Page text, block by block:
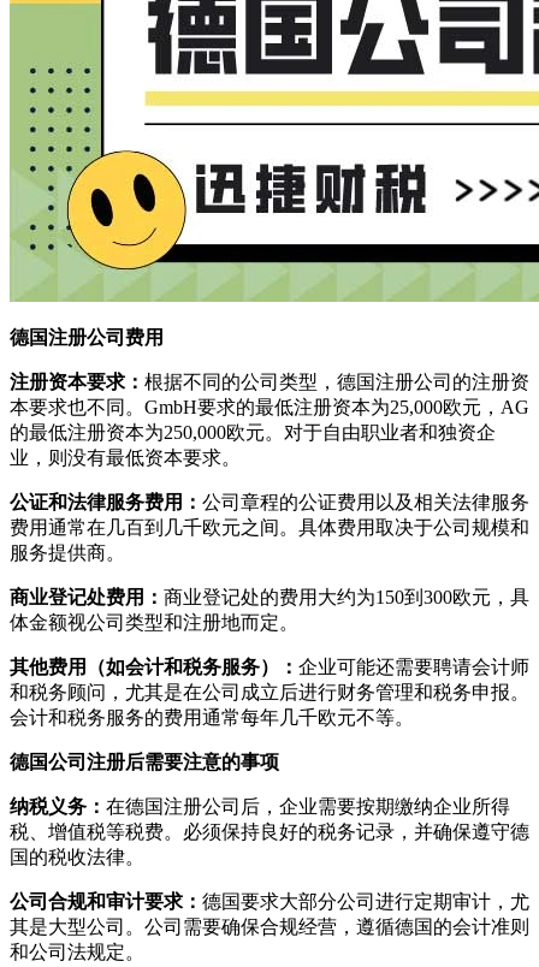
德国注册公司费用
注册资本要求： 根据不同的公司类型，德国注册公司的注册资
本要求也不同。GmbH要求的最低注册资本为25,000欧元，AG
的最低注册资本为250,000欧元。对于自由职业者和独资企
业，则没有最低资本要求。
公证和法律服务费用： 公司章程的公证费用以及相关法律服务
费用通常在几百到几千欧元之间。具体费用取决于公司规模和
服务提供商。
商业登记处费用： 商业登记处的费用大约为150到300欧元，具
体金额视公司类型和注册地而定。
其他费用（如会计和税务服务）： 企业可能还需要聘请会计师
和税务顾问，尤其是在公司成立后进行财务管理和税务申报。
会计和税务服务的费用通常每年几千欧元不等。
德国公司注册后需要注意的事项
纳税义务： 在德国注册公司后，企业需要按期缴纳企业所得
税、增值税等税费。必须保持良好的税务记录，并确保遵守德
国的税收法律。
公司合规和审计要求： 德国要求大部分公司进行定期审计，尤
其是大型公司。公司需要确保合规经营，遵循德国的会计准则
和公司法规定。